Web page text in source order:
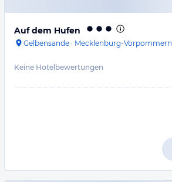
Auf dem Hufen
Gelbensande · Mecklenburg-Vorpommern
Keine Hotelbewertungen